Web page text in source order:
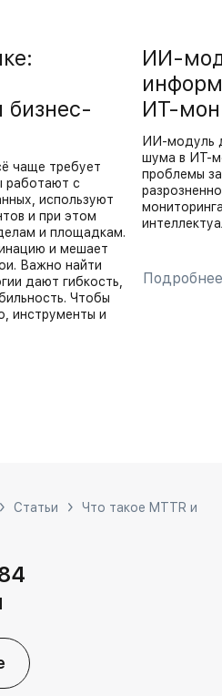
бизнес-
чаще требует
работают с
используют
и при этом
и площадкам.
и мешает
Важно найти
дают гибкость,
Чтобы
инструменты и
ИИ-
ИТ-
ИИ-модуль
шума в ИТ-
проблемы
Подробнее
Статьи
Что такое MTTR и